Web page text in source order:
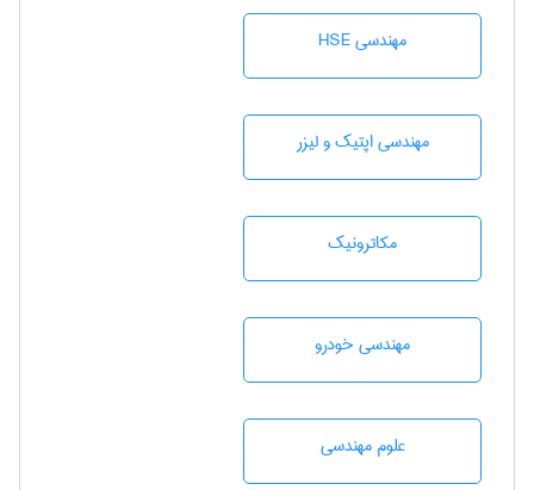
مهندسی HSE
مهندسی اپتیک و لیزر
مکاترونیک
مهندسی خودرو
علوم مهندسی